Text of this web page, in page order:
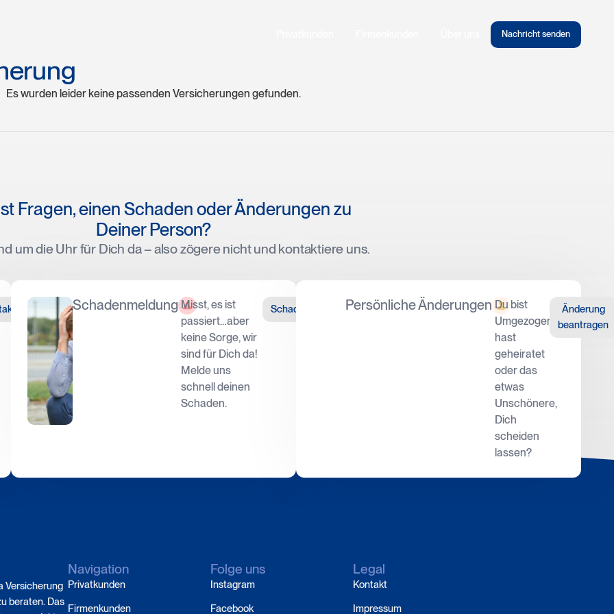
Nachricht senden
Es wurden leider keine passenden Versicherungen gefunden.
Fragen, einen Schaden oder Änderungen zu
Deiner Person?
um die Uhr für Dich da – also zögere nicht und kontaktiere uns.
Schadenmeldung Misst, es ist
passiert…aber
keine Sorge, wir
sind für Dich da!
Melde uns
schnell deinen
Schaden.
SchadensformularPersönliche Änderungen Du bist
Umgezogen,
hast
geheiratet
oder das
etwas
Unschönere,
Dich
scheiden
lassen?
Änderung
beantragen
Versicherung
beraten. Das
Navigation
Privatkunden
Firmenkunden
Folge uns
Instagram
Facebook
Legal
Kontakt
Impressum